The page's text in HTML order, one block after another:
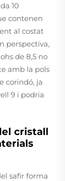
10
contenen
al costat
perspectiva,
de 8,5 no
amb la pols
corindó, ja
9 i podria
cristall
safir forma